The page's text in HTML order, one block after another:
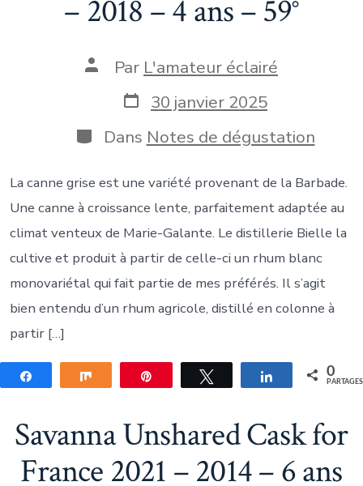
– 2018 – 4 ans – 59°
Auteur
publication
Par L'amateur éclairé
Date
de
publication
30 janvier 2025
Catégories
Dans Notes de dégustation
La canne grise est une variété provenant de la Barbade.
Une canne à croissance lente, parfaitement adaptée au
climat venteux de Marie-Galante. Le distillerie Bielle la
cultive et produit à partir de celle-ci un rhum blanc
monovariétal qui fait partie de mes préférés. Il s’agit
bien entendu d’un rhum agricole, distillé en colonne à
partir […]
Partagez Partagez Tweetez Partagez 0
PARTAGES
Savanna Unshared Cask for
France 2021 – 2014 – 6 ans